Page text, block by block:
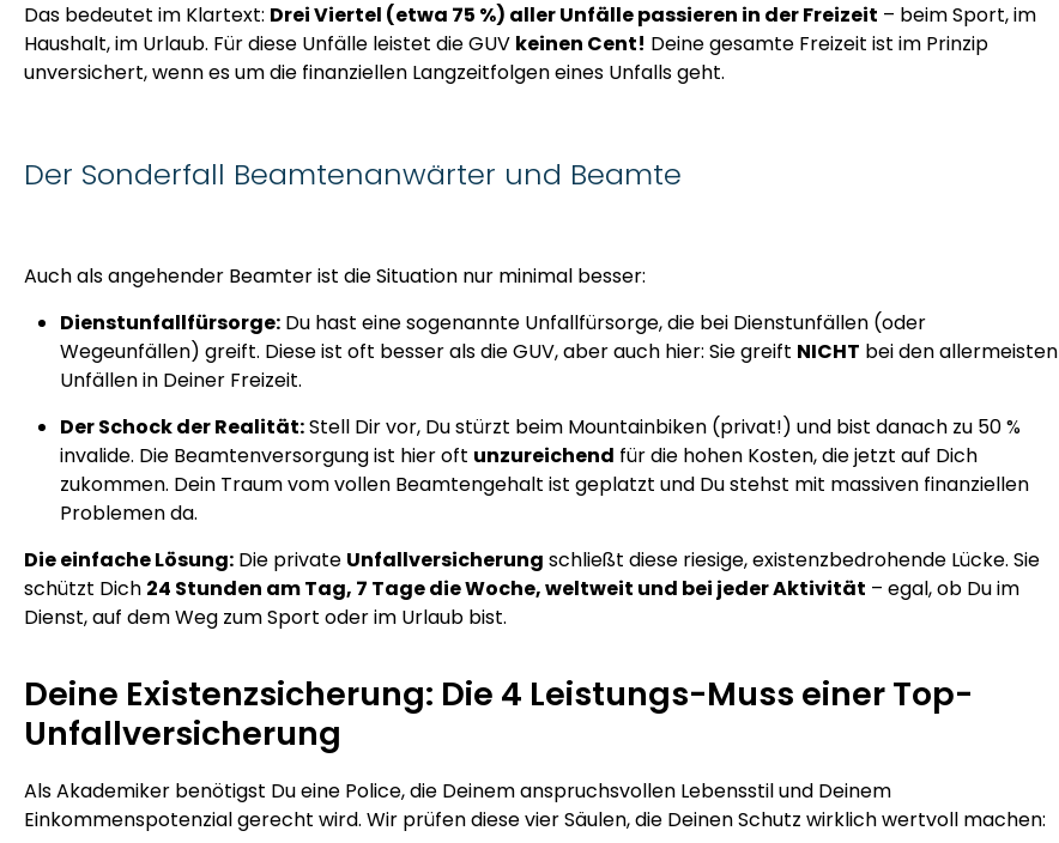
Das bedeutet im Klartext: Drei Viertel (etwa 75 %) aller Unfälle passieren in der Freizeit – beim Sport, im
Haushalt, im Urlaub. Für diese Unfälle leistet die GUV keinen Cent! Deine gesamte Freizeit ist im Prinzip
unversichert, wenn es um die finanziellen Langzeitfolgen eines Unfalls geht.
Der Sonderfall Beamtenanwärter und Beamte
Auch als angehender Beamter ist die Situation nur minimal besser:
Dienstunfallfürsorge: Du hast eine sogenannte Unfallfürsorge, die bei Dienstunfällen (oder
Wegeunfällen) greift. Diese ist oft besser als die GUV, aber auch hier: Sie greift NICHT bei den allermeisten
Unfällen in Deiner Freizeit.
Der Schock der Realität:Stell Dir vor, Du stürzt beim Mountainbiken (privat!) und bist danach zu 50 %
invalide. Die Beamtenversorgung ist hier oft unzureichend für die hohen Kosten, die jetzt auf Dich
zukommen. Dein Traum vom vollen Beamtengehalt ist geplatzt und Du stehst mit massiven finanziellen
Problemen da.
Die einfache Lösung: Die private Unfallversicherung schließt diese riesige, existenzbedrohende Lücke. Sie
schützt Dich 24 Stunden am Tag, 7 Tage die Woche, weltweit und bei jeder Aktivität – egal, ob Du im
Dienst, auf dem Weg zum Sport oder im Urlaub bist.
Deine Existenzsicherung: Die 4 Leistungs-Muss einer Top-
Unfallversicherung
Als Akademiker benötigst Du eine Police, die Deinem anspruchsvollen Lebensstil und Deinem
Einkommenspotenzial gerecht wird. Wir prüfen diese vier Säulen, die Deinen Schutz wirklich wertvoll machen: